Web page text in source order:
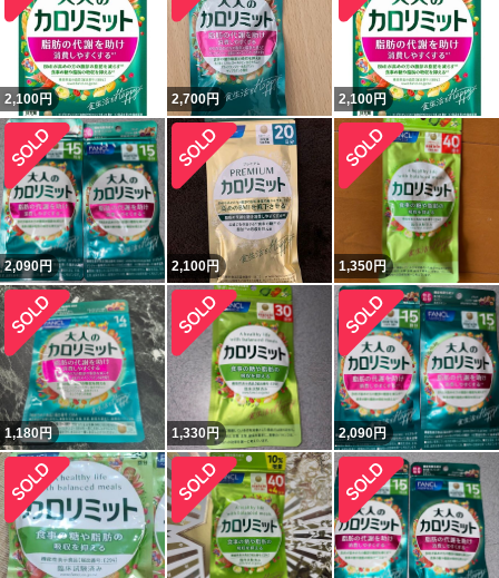
2,100円 2,700円 2,100円
2,090円 2,100円 1,350円
1,180円 1,330円 2,090円